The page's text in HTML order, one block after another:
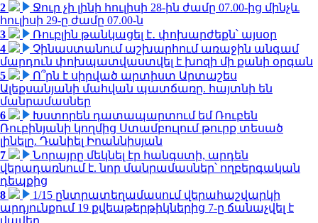
2
Ջուր չի լինի հուլիսի 28-ին ժամը 07.00-ից մինչև
հուլիսի 29-ը ժամը 07.00-ն
3
Ռուբլին թանկացել է․ փոխարժեքն՝ այսօր
4
Չինաստանում աշխարհում առաջին անգամ
մարդուն փոխպատվաստվել է խոզի մի քանի օրգան
5
Ո՞րն է սիրված արտիստ Արտաշես
Ալեքսանյանի մահվան պատճառը. հայտնի են
մանրամասներ
6
Խստորեն դատապարտում եմ Ռուբեն
Ռուբինյանի կողմից Ստամբուլում թուրք տեսած
լինելը. Դանիել Իոաննիսյան
7
Նորայրը մեկնել էր հանգստի, արդեն
վերադառնում է. նոր մանրամասներ՝ ողբերգական
դեպքից
8
1/15 ընտրատեղամասում վերահաշվարկի
արդյունքում 19 քվեաթերթիկներից 7-ը ճանաչվել է
վավեր